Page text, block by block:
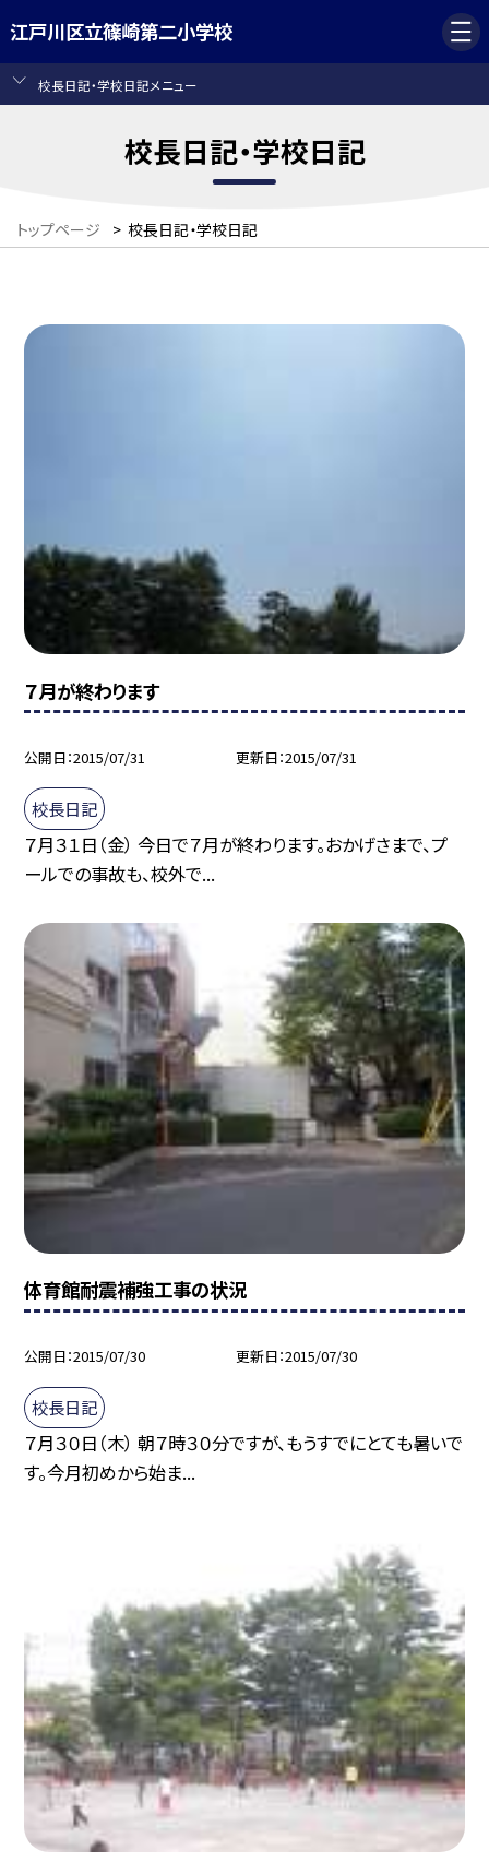
江戸川区立篠崎第二小学校
校長日記・学校日記メニュー
校長日記・学校日記
トップページ > 校長日記・学校日記
７月が終わります
公開日 2015/07/31 更新日 2015/07/31
校長日記
７月３１日（金） 今日で７月が終わります。おかげさまで、プ
ールでの事故も、校外で...
体育館耐震補強工事の状況
公開日 2015/07/30 更新日 2015/07/30
校長日記
７月３０日（木） 朝７時３０分ですが、もうすでにとても暑いで
す。今月初めから始ま...